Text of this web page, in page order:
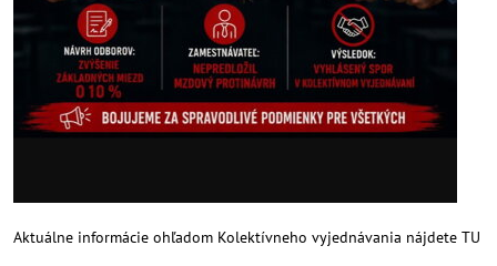
Aktuálne informácie ohľadom Kolektívneho vyjednávania nájdete TU